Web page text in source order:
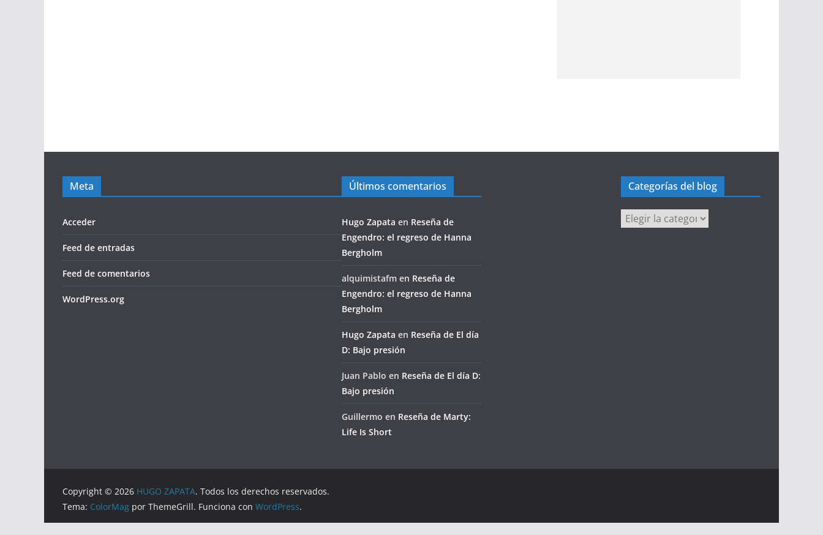
Meta
Acceder
Feed de entradas
Feed de comentarios
WordPress.org
Últimos comentarios
Hugo Zapata en Reseña de
Engendro: el regreso de Hanna
Bergholm
alquimistafm en Reseña de
Engendro: el regreso de Hanna
Bergholm
Hugo Zapata en Reseña de El día
D: Bajo presión
Juan Pablo en Reseña de El día D:
Bajo presión
Guillermo en Reseña de Marty:
Life Is Short
Categorías del blog
Categorías
del
Copyright © 2026 HUGO ZAPATA. Todos los derechos reservados.
Tema: ColorMag por ThemeGrill. Funciona con WordPress.